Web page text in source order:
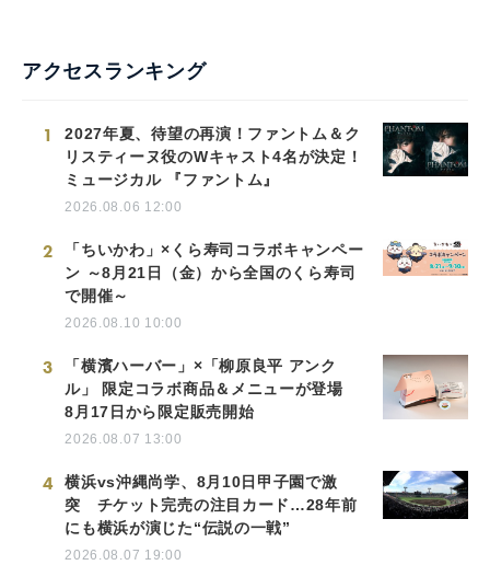
アクセスランキング
1
2027年夏、待望の再演！ファントム＆ク
リスティーヌ役のWキャスト4名が決定！
ミュージカル 『ファントム』
2026.08.06 12:00
2
「ちいかわ」×くら寿司コラボキャンペー
ン ～8月21日（金）から全国のくら寿司
で開催～
2026.08.10 10:00
3
「横濱ハーバー」×「柳原良平 アンク
ル」 限定コラボ商品＆メニューが登場
8月17日から限定販売開始
2026.08.07 13:00
4
横浜vs沖縄尚学、8月10日甲子園で激
突 チケット完売の注目カード…28年前
にも横浜が演じた“伝説の一戦”
2026.08.07 19:00